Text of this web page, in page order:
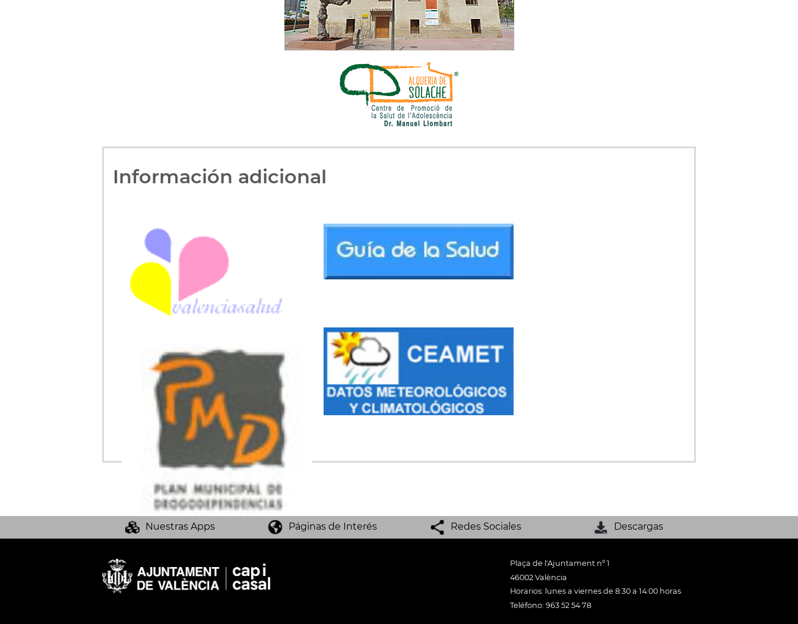
Información adicional
Nuestras Apps Páginas de Interés Redes Sociales Descargas
Plaça de l'Ajuntament nº 1
46002 València
Horarios: lunes a viernes de 8:30 a 14:00 horas
Teléfono: 963 52 54 78